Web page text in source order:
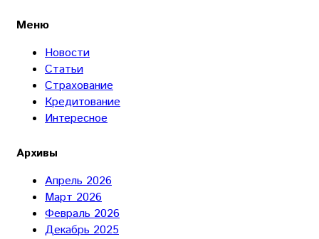
Меню
Новости
Статьи
Страхование
Кредитование
Интересное
Архивы
Апрель 2026
Март 2026
Февраль 2026
Декабрь 2025